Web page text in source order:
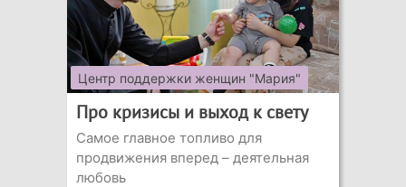
Центр поддержки женщин "Мария"
Про кризисы и выход к свету
Самое главное топливо для
продвижения вперед – деятельная
любовь